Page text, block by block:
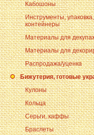
Кабошоны
Инструменты, упаковка,
контейнеры
Материалы для
Материалы для
Распродажа/уценка
Бижутерия, готовые
Кулоны
Кольца
Серьги, каффы
Браслеты